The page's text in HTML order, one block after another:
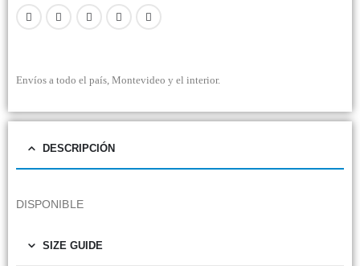
Envíos a todo el país, Montevideo y el interior.
DESCRIPCIÓN
DISPONIBLE
SIZE GUIDE